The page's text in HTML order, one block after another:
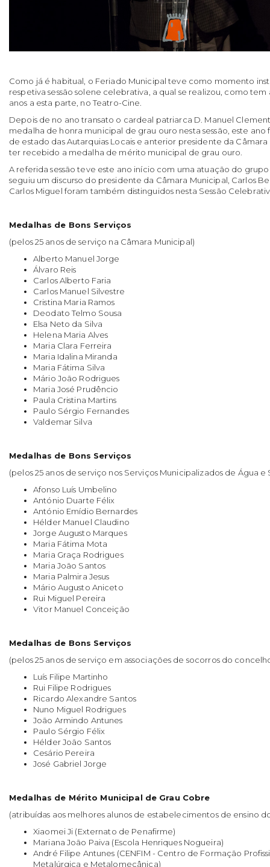
Como já é habitual, o Feriado Municipal teve como momento
respetiva sessão solene celebrativa, a qual se realizou, como
anos a esta parte, no Teatro-Cine.
Depois de no ano transato o cardeal patriarca D. Manuel
medalha de honra municipal de grau ouro nesta sessão, este
de estado das Autarquias Locais e anterior presidente da Câmara
ter recebido a medalha de mérito municipal de grau ouro.
A referida sessão teve este ano início com uma atuação do grupo
seguiu um discurso do presidente da Câmara Municipal, Carlos
Carlos Miguel foram também distinguidos nesta Sessão
Medalhas de Bons Serviços
(pelos 25 anos de serviço na Câmara Municipal)
Alberto Manuel Jorge
Álvaro Reis
Carlos Alberto Faria
Carlos Manuel Silvestre
Cristina Maria Ramos
Deodato Telmo Sousa
Elsa Neto da Silva
Helena Maria Alves
Maria Clara Ferreira
Maria Idalina Miranda
Maria Fátima Silva
Mário João Rodrigues
Maria José Prudêncio
Paula Cristina Martins
Paulo Sérgio Fernandes
Valdemar Silva
Medalhas de Bons Serviços
(pelos 25 anos de serviço nos Serviços Municipalizados de Água
Afonso Luís Umbelino
António Duarte Félix
António Emídio Bernardes
Hélder Manuel Claudino
Jorge Augusto Marques
Maria Fátima Mota
Maria Graça Rodrigues
Maria João Santos
Maria Palmira Jesus
Mário Augusto Aniceto
Rui Miguel Pereira
Vitor Manuel Conceição
Medalhas de Bons Serviços
(pelos 25 anos de serviço em associações de socorros do
Luís Filipe Martinho
Rui Filipe Rodrigues
Ricardo Alexandre Santos
Nuno Miguel Rodrigues
João Armindo Antunes
Paulo Sérgio Félix
Hélder João Santos
Cesário Pereira
José Gabriel Jorge
Medalhas de Mérito Municipal de Grau Cobre
(atribuídas aos melhores alunos de estabelecimentos de ensino
Xiaomei Ji (Externato de Penafirme)
Mariana João Paiva (Escola Henriques Nogueira)
André Filipe Antunes (CENFIM - Centro de Formação
Metalúrgica e Metalomecânica)